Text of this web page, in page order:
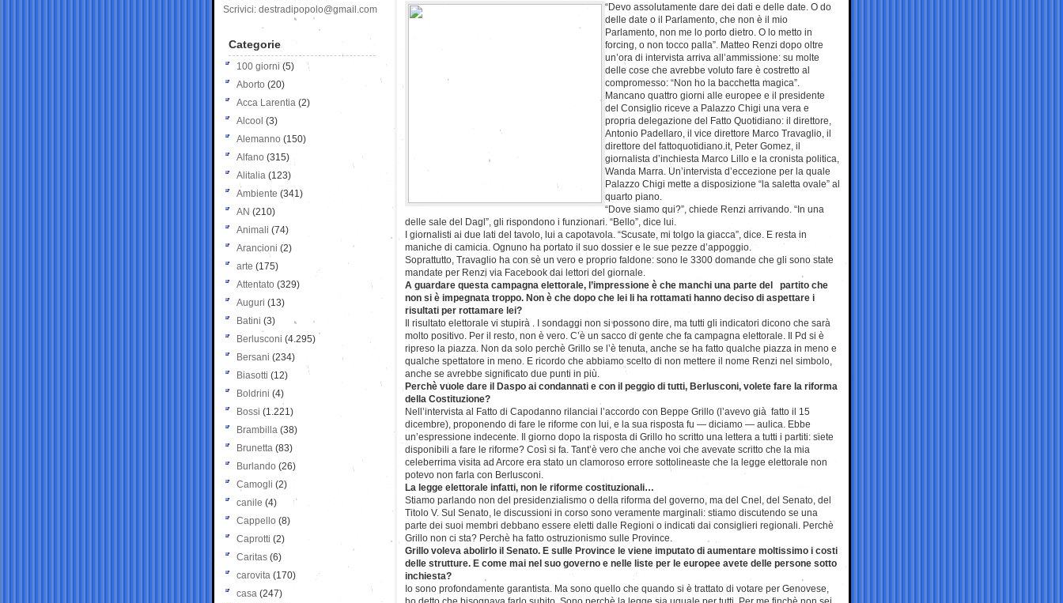
“Devo assolutamente dare dei dati e delle date. O do
delle date o il Parlamento, che non è il mio
Parlamento, non me lo porto dietro. O lo metto in
forcing, o non tocco palla”. Matteo Renzi dopo oltre
un’ora di intervista arriva all’ammissione: su molte
delle cose che avrebbe voluto fare è costretto al
compromesso: “Non ho la bacchetta magica”.
Mancano quattro giorni alle europee e il presidente
del Consiglio riceve a Palazzo Chigi una vera e
propria delegazione del Fatto Quotidiano: il direttore,
Antonio Padellaro, il vice direttore Marco Travaglio, il
direttore del fattoquotidiano.it, Peter Gomez, il
giornalista d’inchiesta Marco Lillo e la cronista politica,
Wanda Marra. Un’intervista d’eccezione per la quale
Palazzo Chigi mette a disposizione “la saletta ovale” al
quarto piano.
“Dove siamo qui?”, chiede Renzi arrivando. “In una
delle sale del Dagl”, gli rispondono i funzionari. “Bello”, dice lui.
I giornalisti ai due lati del tavolo, lui a capotavola. “Scusate, mi tolgo la giacca”, dice. E resta in
maniche di camicia. Ognuno ha portato il suo dossier e le sue pezze d’appoggio.
Soprattutto, Travaglio ha con sè un vero e proprio faldone: sono le 3300 domande che gli sono state
mandate per Renzi via Facebook dai lettori del giornale.
A guardare questa campagna elettorale, l’impressione è che manchi una parte del partito che
non si è impegnata troppo. Non è che dopo che lei li ha rottamati hanno deciso di aspettare i
risultati per rottamare lei?
Il risultato elettorale vi stupirà . I sondaggi non si possono dire, ma tutti gli indicatori dicono che sarà
molto positivo. Per il resto, non è vero. C’è un sacco di gente che fa campagna elettorale. Il Pd si è
ripreso la piazza. Non da solo perchè Grillo se l’è tenuta, anche se ha fatto qualche piazza in meno e
qualche spettatore in meno. E ricordo che abbiamo scelto di non mettere il nome Renzi nel simbolo,
anche se avrebbe significato due punti in più.
Perchè vuole dare il Daspo ai condannati e con il peggio di tutti, Berlusconi, volete fare la riforma
della Costituzione?
Nell’intervista al Fatto di Capodanno rilanciai l’accordo con Beppe Grillo (l’avevo già fatto il 15
dicembre), proponendo di fare le riforme con lui, e la sua risposta fu — diciamo — aulica. Ebbe
un’espressione indecente. Il giorno dopo la risposta di Grillo ho scritto una lettera a tutti i partiti: siete
disponibili a fare le riforme? Così si fa. Tant’è vero che anche voi che avevate scritto che la mia
celeberrima visita ad Arcore era stato un clamoroso errore sottolineaste che la legge elettorale non
potevo non farla con Berlusconi.
La legge elettorale infatti, non le riforme costituzionali…
Stiamo parlando non del presidenzialismo o della riforma del governo, ma del Cnel, del Senato, del
Titolo V. Sul Senato, le discussioni in corso sono veramente marginali: stiamo discutendo se una
parte dei suoi membri debbano essere eletti dalle Regioni o indicati dai consiglieri regionali. Perchè
Grillo non ci sta? Perchè ha fatto ostruzionismo sulle Province.
Grillo voleva abolirlo il Senato. E sulle Province le viene imputato di aumentare moltissimo i costi
delle strutture. E come mai nel suo governo e nelle liste per le europee avete delle persone sotto
inchiesta?
Io sono profondamente garantista. Ma sono quello che quando si è trattato di votare per Genovese,
Scrivici: destradipopolo@gmail.com
Categorie
100 giorni (5)
Aborto (20)
Acca Larentia (2)
Alcool (3)
Alemanno (150)
Alfano (315)
Alitalia (123)
Ambiente (341)
AN (210)
Animali (74)
Arancioni (2)
arte (175)
Attentato (329)
Auguri (13)
Batini (3)
Berlusconi (4.295)
Bersani (234)
Biasotti (12)
Boldrini (4)
Bossi (1.221)
Brambilla (38)
Brunetta (83)
Burlando (26)
Camogli (2)
canile (4)
Cappello (8)
Caprotti (2)
Caritas (6)
carovita (170)
casa (247)